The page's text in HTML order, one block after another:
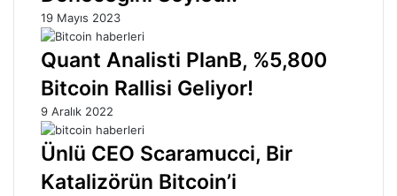
19 Mayıs 2023
Quant Analisti PlanB, %5,800
Bitcoin Rallisi Geliyor!
9 Aralık 2022
Ünlü CEO Scaramucci, Bir
Katalizörün Bitcoin’i